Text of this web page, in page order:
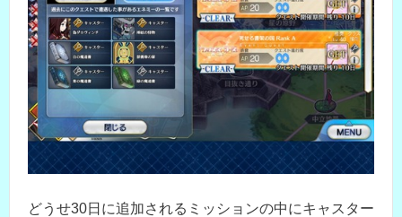
どうせ30日に追加されるミッションの中にキャスター